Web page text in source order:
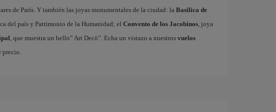
de París. Y también las joyas monumentales de la ciudad: la Basílica de
del país y Patrimonio de la Humanidad; el Convento de los Jacobinos, joya
, que muestra un bello” Art Decò”. Echa un vistazo a nuestros vuelos
precio.